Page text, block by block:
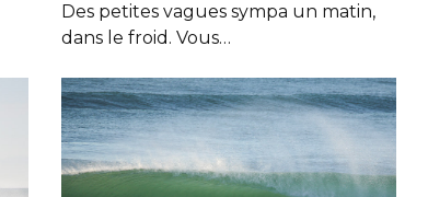
Des petites vagues sympa un matin,
dans le froid. Vous…